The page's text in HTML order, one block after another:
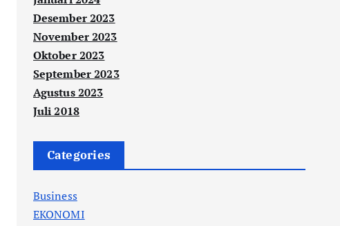
Desember 2023
November 2023
Oktober 2023
September 2023
Agustus 2023
Juli 2018
Categories
Business
EKONOMI